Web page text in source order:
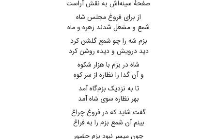
صفحهٔ سینه‌اش به نقش آراست
از برای فروغ مجلس شاه
شمع و مشعل شدند زهره و ماه
بزم شه را چو شمع گلشن کرد
دید درویش و دیده روشن کرد
شاه در بزم با هزار شکوه
و آن گدا را نظاره از سر کوه
تا به نزدیک بزم‌گاه آمد
بهر نظاره سوی شاه آمد
گفت شاید که در فروغ چراغ
بینم آن شمع بزم را به فراغ
چون میسر نبود بزم حضور